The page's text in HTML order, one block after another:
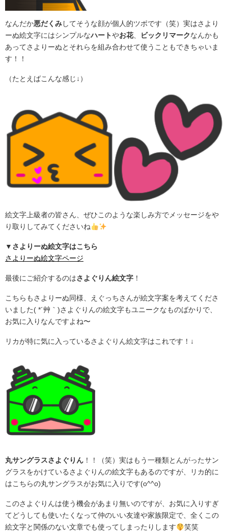
なんだか悪だくみしてそうな顔が個人的ツボです（笑）実はさより
ーぬ絵文字にはシンプルなハートやお花、 ビックリマークなんかも
あってさよりーぬとそれらを組み合わせて使うこともできちゃいま
す！！
（たとえばこんな感じ↓）
絵文字上級者の皆さん、ぜひこのような楽しみ方でメッセージをや
り取りしてみてくださいね
▼さよりーぬ絵文字はこちら
さよりーぬ絵文字ページ
最後にご紹介するのはさよぐりん絵文字 ！
こちらもさよりーぬ同様、えぐっちさんが絵文字案を考えてくださ
いました( *´艸｀)さよぐりんの絵文字もユニークなものばかりで、
お気に入りなんですよね〜
リカが特に気に入っているさよぐりん絵文字はこれです！↓
丸サングラスさよぐりん ！！（笑）実はもう一種類とんがったサン
グラスをかけているさよぐりんの絵文字もあるのですが、リカ的に
はこちらの丸サングラスがお気に入りです(o^^o)
このさよぐりんは使う機会があまり無いのですが、お気に入りすぎ
てどうしても使いたくなって仲のいい友達や家族限定で、全くこの
絵文字と関係のない文章でも使ってしまったりします
笑笑